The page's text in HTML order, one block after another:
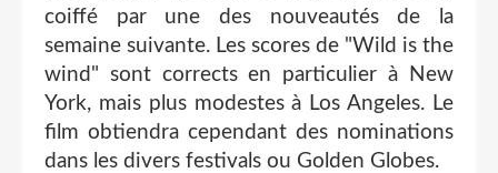
coiffé par une des nouveautés de la
semaine suivante. Les scores de "Wild is the
wind" sont corrects en particulier à New
York, mais plus modestes à Los Angeles. Le
film obtiendra cependant des nominations
dans les divers festivals ou Golden Globes.